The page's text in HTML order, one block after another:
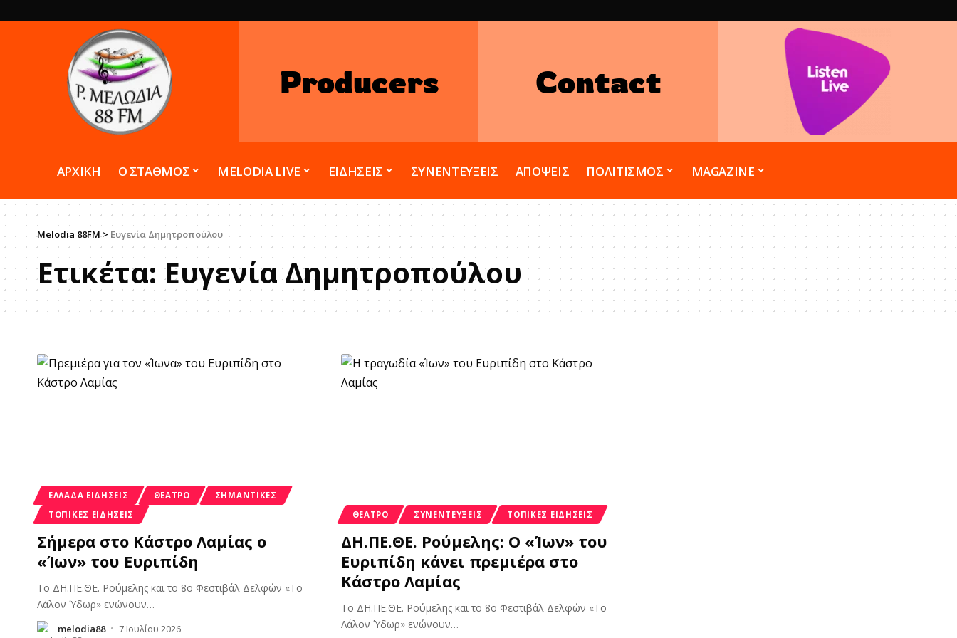
Producers Contact
ΑΡΧΙΚΗ Ο ΣΤΑΘΜΟΣ MELODIA LIVE ΕΙΔΗΣΕΙΣ ΣΥΝΕΝΤΕΥΞΕΙΣ ΑΠΟΨΕΙΣ ΠΟΛΙΤΙΣΜΟΣ MAGAZINE
Melodia 88FM> Ευγενία Δημητροπούλου
Ετικέτα: Ευγενία Δημητροπούλου
ΕΛΛΆΔΑ ΕΙΔΉΣΕΙΣ ΘΈΑΤΡΟ
ΣΗΜΑΝΤΙΚΈΣ
ΤΟΠΙΚΈΣ ΕΙΔΉΣΕΙΣ
Σήμερα στο Κάστρο Λαμίας ο
«Ίων» του Ευριπίδη
Το ΔΗ.ΠΕ.ΘΕ. Ρούμελης και το 8ο Φεστιβάλ Δελφών «Το
Λάλον Ύδωρ» ενώνουν…
melodia88 7 Ιουλίου 2026
ΘΈΑΤΡΟ ΣΥΝΕΝΤΕΎΞΕΙΣ ΤΟΠΙΚΈΣ ΕΙΔΉΣΕΙΣ
ΔΗ.ΠΕ.ΘΕ. Ρούμελης: Ο «Ίων» του
Ευριπίδη κάνει πρεμιέρα στο
Κάστρο Λαμίας
Το ΔΗ.ΠΕ.ΘΕ. Ρούμελης και το 8ο Φεστιβάλ Δελφών «Το
Λάλον Ύδωρ» ενώνουν…